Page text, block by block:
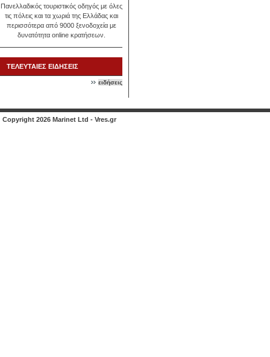
Πανελλαδικός τουριστικός οδηγός με όλες
τις πόλεις και τα χωριά της Ελλάδας και
περισσότερα από 9000 ξενοδοχεία με
δυνατότητα online κρατήσεων.
ΤΕΛΕΥΤΑΙΕΣ ΕΙΔΗΣΕΙΣ
ειδήσεις
Copyright 2026 Marinet Ltd - Vres.gr